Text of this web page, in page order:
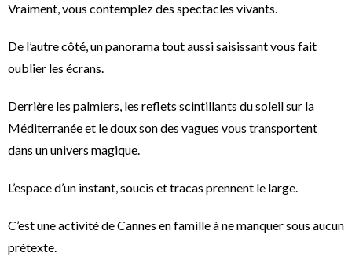
Vraiment, vous contemplez des spectacles vivants.
De l’autre côté, un panorama tout aussi saisissant vous fait
oublier les écrans.
Derrière les palmiers, les reflets scintillants du soleil sur la
Méditerranée et le doux son des vagues vous transportent
dans un univers magique.
L’espace d’un instant, soucis et tracas prennent le large.
C’est une activité de Cannes en famille à ne manquer sous aucun
prétexte.